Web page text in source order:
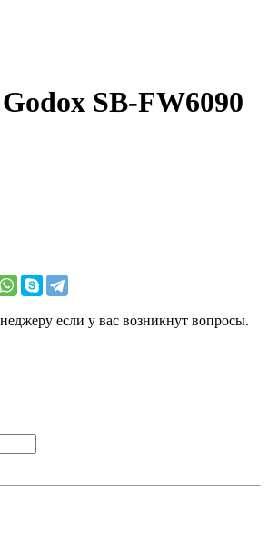
SB-FW6090
если у вас возникнут вопросы.